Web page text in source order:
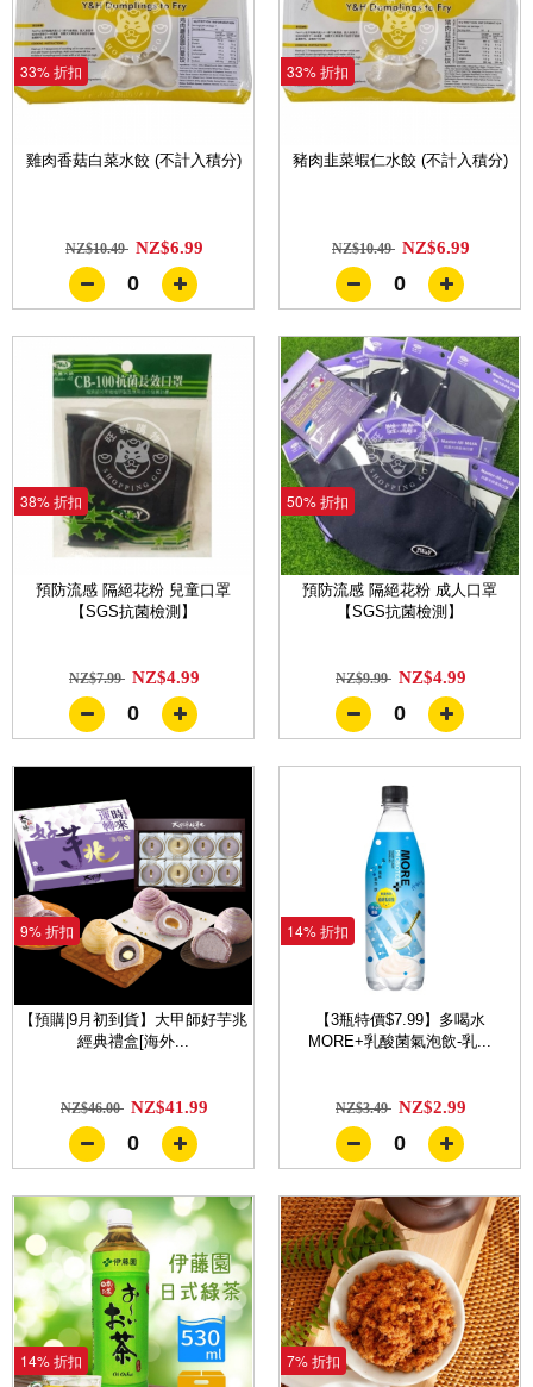
33% 折扣
雞肉香菇白菜水餃 (不計入積分)
NZ$10.49 NZ$6.99
0
33% 折扣
豬肉韭菜蝦仁水餃 (不計入積分)
NZ$10.49 NZ$6.99
0
38% 折扣
預防流感 隔絕花粉 兒童口罩
【SGS抗菌檢測】
NZ$7.99 NZ$4.99
0
50% 折扣
預防流感 隔絕花粉 成人口罩
【SGS抗菌檢測】
NZ$9.99 NZ$4.99
0
9% 折扣
【預購|9月初到貨】大甲師好芋兆
經典禮盒[海外...
NZ$46.00 NZ$41.99
0
14% 折扣
【3瓶特價$7.99】多喝水
MORE+乳酸菌氣泡飲-乳...
NZ$3.49 NZ$2.99
0
14% 折扣 7% 折扣